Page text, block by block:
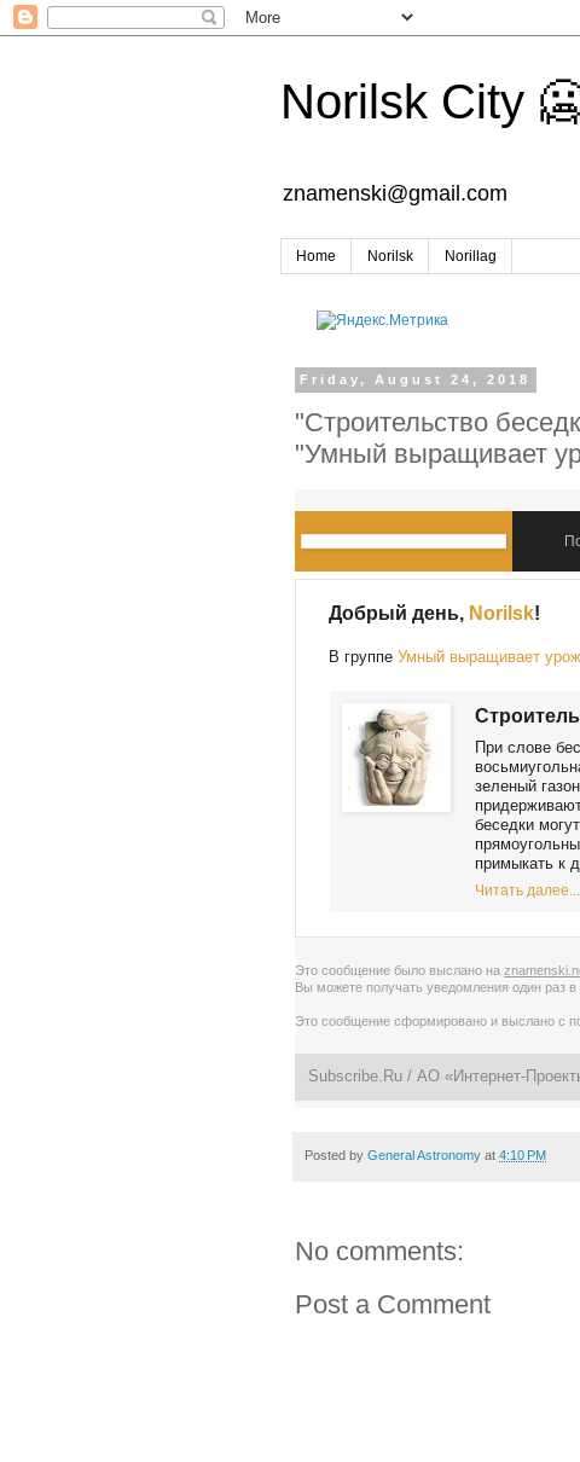
Norilsk City
znamenski@gmail.com
Home Norilsk Norillag
Friday, August 24, 2018
"Строительство
"Умный выращивает
Добрый день, Norilsk!
В группеУмный выращивает
При слове
зеленый
беседки
примыкать к
Читать далее...
Это сообщение было выслано на
Вы можете получать уведомления один раз в
Это сообщение сформировано и выслано с
Subscribe.Ru / АО «Интернет-
Posted by General Astronomy at 4:10 PM
No comments:
Post a Comment